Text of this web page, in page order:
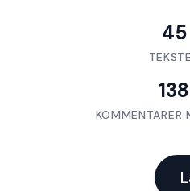
45
138
KOMMENTARER